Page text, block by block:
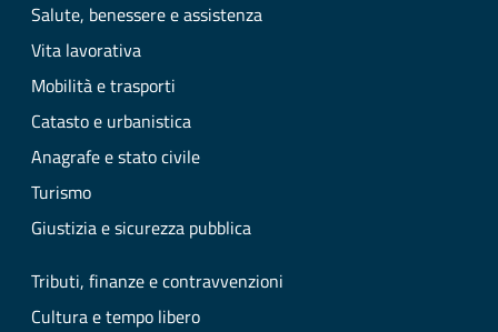
Salute, benessere e assistenza
Vita lavorativa
Mobilità e trasporti
Catasto e urbanistica
Anagrafe e stato civile
Turismo
Giustizia e sicurezza pubblica
Tributi, finanze e contravvenzioni
Cultura e tempo libero